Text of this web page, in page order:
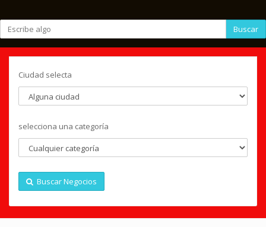
Buscar
Ciudad selecta
selecciona una categoría
Buscar Negocios